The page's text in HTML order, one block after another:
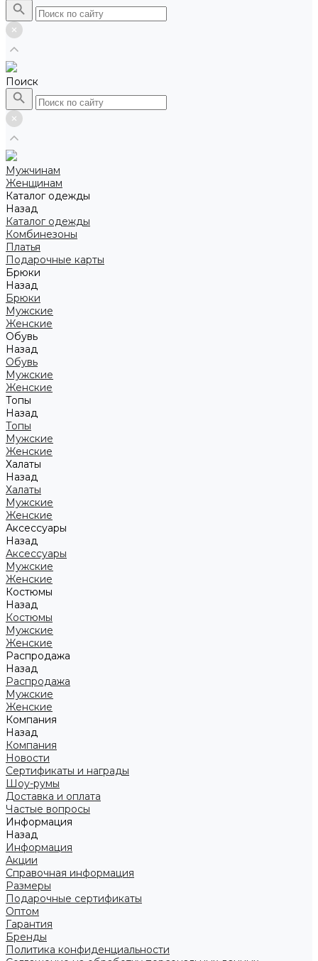
Поиск
Мужчинам
Женщинам
Каталог одежды
Назад
Каталог одежды
Комбинезоны
Платья
Подарочные карты
Брюки
Назад
Брюки
Мужские
Женские
Обувь
Назад
Обувь
Мужские
Женские
Топы
Назад
Топы
Мужские
Женские
Халаты
Назад
Халаты
Мужские
Женские
Аксессуары
Назад
Аксессуары
Мужские
Женские
Костюмы
Назад
Костюмы
Мужские
Женские
Распродажа
Назад
Распродажа
Мужские
Женские
Компания
Назад
Компания
Новости
Сертификаты и награды
Шоу-румы
Доставка и оплата
Частые вопросы
Информация
Назад
Информация
Акции
Справочная информация
Размеры
Подарочные сертификаты
Оптом
Гарантия
Бренды
Политика конфиденциальности